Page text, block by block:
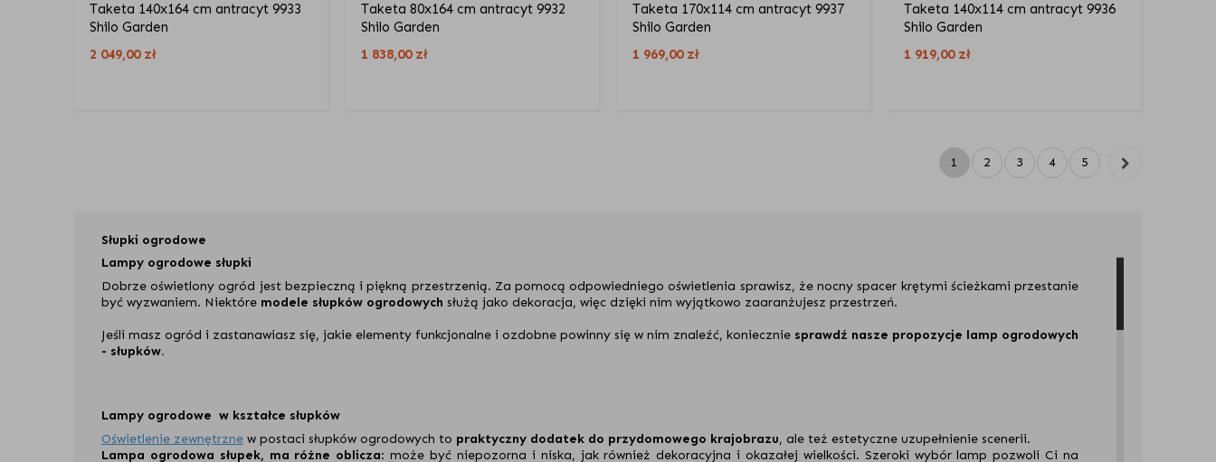
Taketa 140x164 cm antracyt 9933
Shilo Garden
2 049,00 zł
Taketa 80x164 cm antracyt 9932
Shilo Garden
1 838,00 zł
Taketa 170x114 cm antracyt 9937
Shilo Garden
1 969,00 zł
Taketa 140x114 cm antracyt 9936
Shilo Garden
1 919,00 zł
1 2 3 4 5
Słupki ogrodowe
Lampy ogrodowe słupki
Dobrze oświetlony ogród jest bezpieczną i piękną przestrzenią. Za pomocą odpowiedniego oświetlenia sprawisz, że nocny spacer krętymi ścieżkami przestanie
być wyzwaniem. Niektóre modele słupków ogrodowych służą jako dekoracja, więc dzięki nim wyjątkowo zaaranżujesz przestrzeń.
Jeśli masz ogród i zastanawiasz się, jakie elementy funkcjonalne i ozdobne powinny się w nim znaleźć, koniecznie sprawdź nasze propozycje lamp ogrodowych
- słupków.
Lampy ogrodowe w kształce słupków
Oświetlenie zewnętrzne w postaci słupków ogrodowych to praktyczny dodatek do przydomowego krajobrazu, ale też estetyczne uzupełnienie scenerii.
Lampa ogrodowa słupek, ma różne oblicza: może być niepozorna i niska, jak również dekoracyjna i okazałej wielkości. Szeroki wybór lamp pozwoli Ci na